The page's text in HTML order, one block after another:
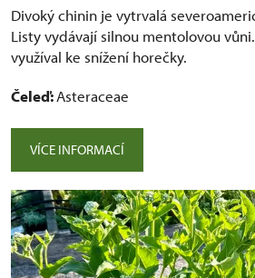
Divoký chinin je vytrvalá
Listy vydávají silnou mentolovou
využíval ke snížení horečky.
Čeleď:Asteraceae
VÍCE INFORMACÍ